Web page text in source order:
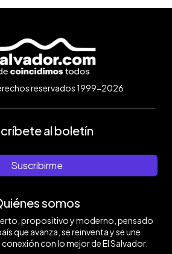
reservados 1999-2026
al boletín
Suscribirme
somos
propositivo y moderno, pensado
que avanza, se reinventa y se une.
con lo mejor de El Salvador.